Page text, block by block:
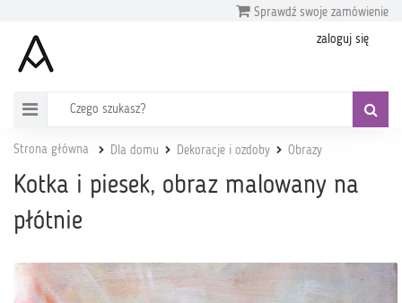
Sprawdź swoje zamówienie
zaloguj się
Strona główna Dla domu Dekoracje i ozdoby Obrazy
Kotka i piesek, obraz malowany na
płótnie